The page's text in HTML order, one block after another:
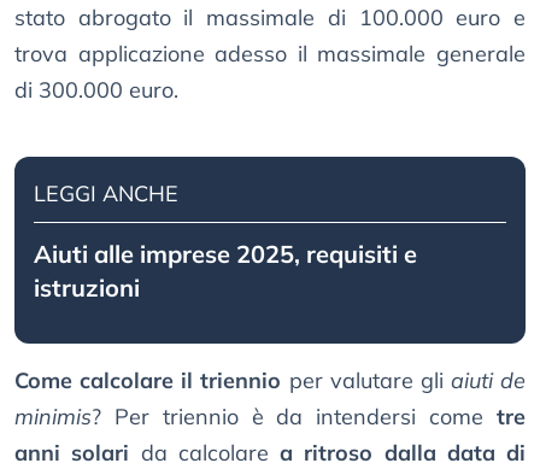
stato abrogato il massimale di 100.000 euro e
trova applicazione adesso il massimale generale
di 300.000 euro.
LEGGI ANCHE
Aiuti alle imprese 2025, requisiti e
istruzioni
Come calcolare il triennio per valutare gli aiuti de
minimis? Per triennio è da intendersi come tre
anni solari da calcolare a ritroso dalla data di